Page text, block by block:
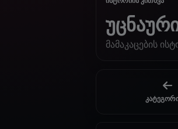
მამაკაცების